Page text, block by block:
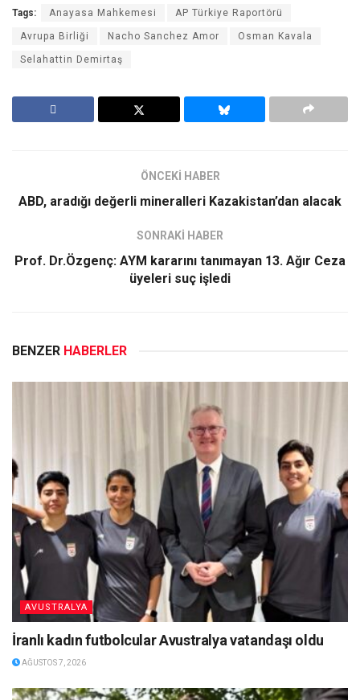
Tags: Anayasa Mahkemesi AP Türkiye Raportörü
Avrupa Birliği Nacho Sanchez Amor Osman Kavala
Selahattin Demirtaş
ÖNCEKİ HABER
ABD, aradığı değerli mineralleri Kazakistan’dan alacak
SONRAKİ HABER
Prof. Dr.Özgenç: AYM kararını tanımayan 13. Ağır Ceza
üyeleri suç işledi
BENZER HABERLER
AVUSTRALYA
İranlı kadın futbolcular Avustralya vatandaşı oldu
AĞUSTOS 7, 2026